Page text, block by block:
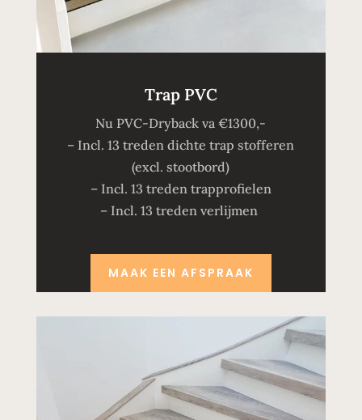
Trap PVC
Nu PVC-Dryback va €1300,-
– Incl. 13 treden dichte trap stofferen
(excl. stootbord)
– Incl. 13 treden trapprofielen
– Incl. 13 treden verlijmen
MAAK EEN AFSPRAAK